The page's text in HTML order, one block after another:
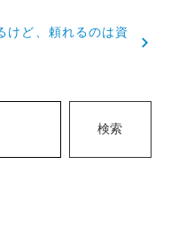
けど、頼れるのは資
検索